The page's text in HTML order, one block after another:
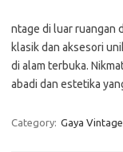
ntage di luar ruangan
klasik dan aksesori
di alam terbuka.
abadi dan estetika
Category: Gaya Vintage